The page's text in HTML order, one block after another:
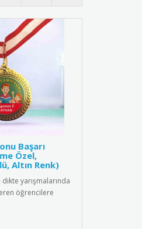
Başarı
Özel,
Altın Renk)
yarışmalarında
öğrencilere
m..